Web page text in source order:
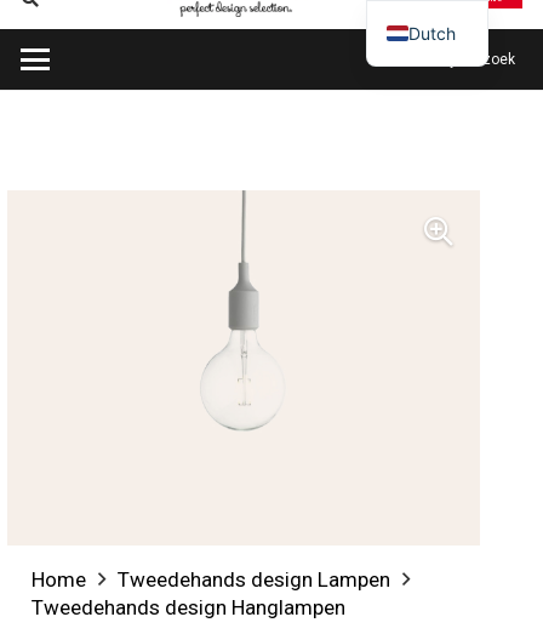
Plan mijn bezoek
Home
Tweedehands design Lampen
Tweedehands design Hanglampen
Dutch